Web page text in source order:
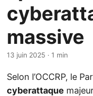
massive
13 juin 2025 · 1 min
Selon l’OCCRP, le
cyberattaque